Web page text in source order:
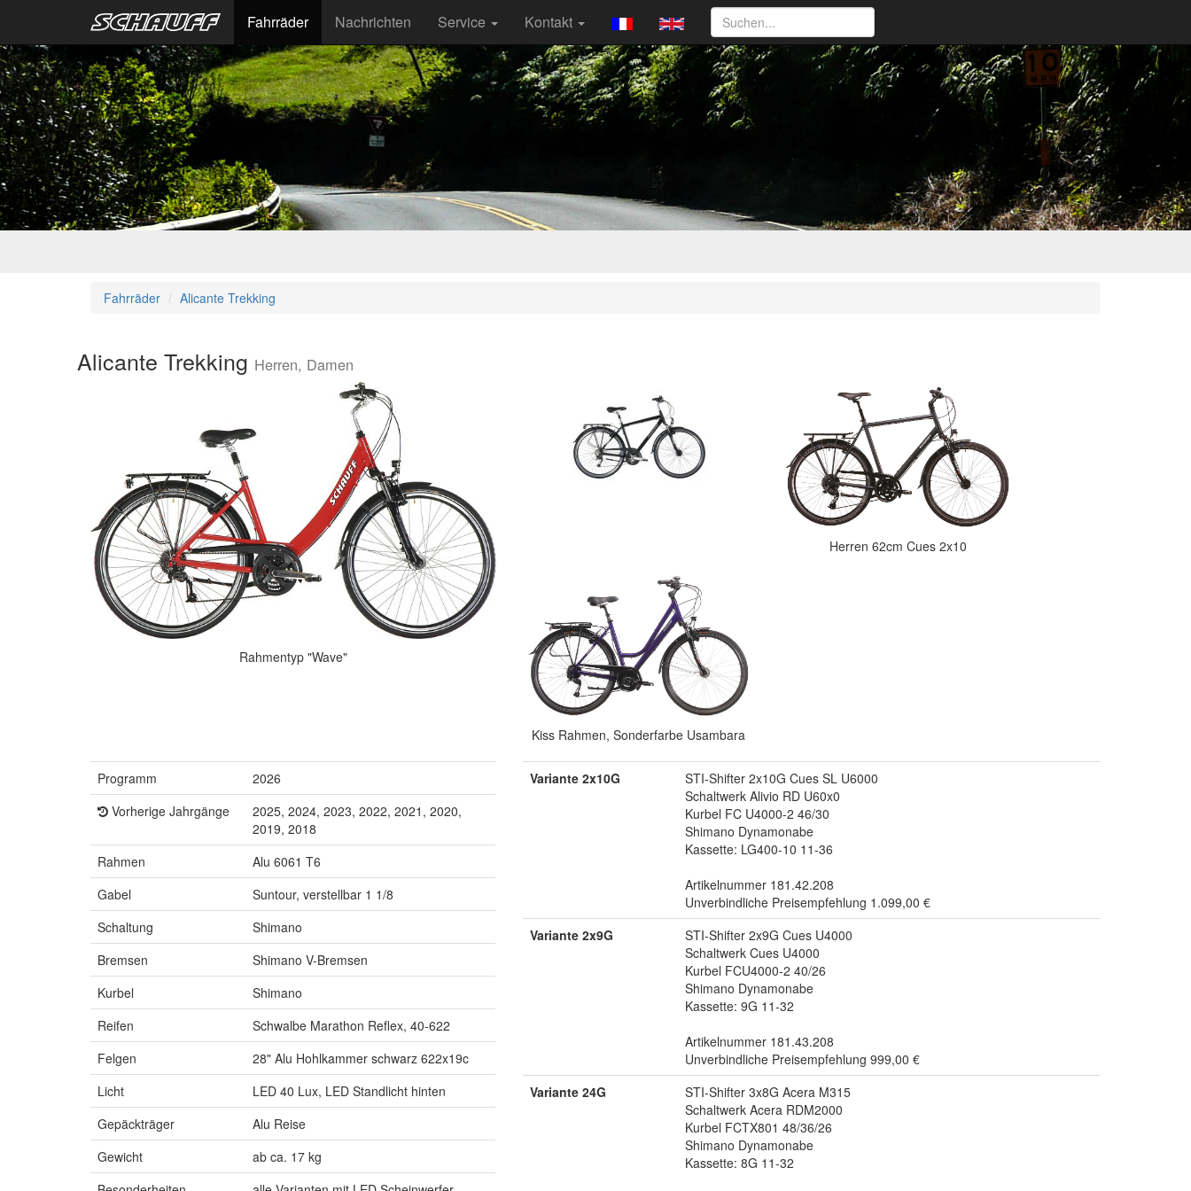
Fahrräder Nachrichten Service Kontakt
Fahrräder Alicante Trekking
Alicante Trekking Herren, Damen
Rahmentyp "Wave"
Herren 62cm Cues 2x10
Kiss Rahmen, Sonderfarbe Usambara
Programm
2026
Vorherige Jahrgänge
2025, 2024, 2023, 2022, 2021, 2020,
2019, 2018
Rahmen
Alu 6061 T6
Gabel
Suntour, verstellbar 1 1/8
Schaltung
Shimano
Bremsen
Shimano V-Bremsen
Kurbel
Shimano
Reifen
Schwalbe Marathon Reflex, 40-622
Felgen
28" Alu Hohlkammer schwarz 622x19c
Licht
LED 40 Lux, LED Standlicht hinten
Gepäckträger
Alu Reise
Gewicht
ab ca. 17 kg
Variante 2x10G
STI-Shifter 2x10G Cues SL U6000
Schaltwerk Alivio RD U60x0
Kurbel FC U4000-2 46/30
Shimano Dynamonabe
Kassette: LG400-10 11-36
Artikelnummer 181.42.208
Unverbindliche Preisempfehlung 1.099,00 €
Variante 2x9G
STI-Shifter 2x9G Cues U4000
Schaltwerk Cues U4000
Kurbel FCU4000-2 40/26
Shimano Dynamonabe
Kassette: 9G 11-32
Artikelnummer 181.43.208
Unverbindliche Preisempfehlung 999,00 €
Variante 24G
STI-Shifter 3x8G Acera M315
Schaltwerk Acera RDM2000
Kurbel FCTX801 48/36/26
Shimano Dynamonabe
Kassette: 8G 11-32